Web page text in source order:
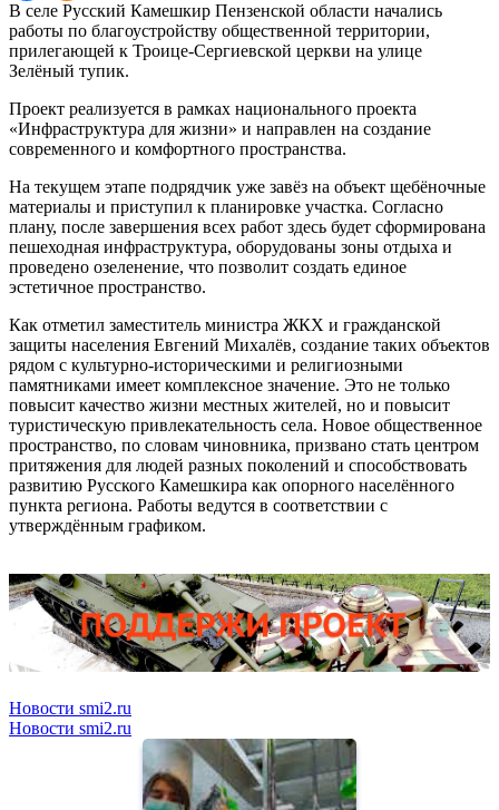
В селе Русский Камешкир Пензенской области начались
работы по благоустройству общественной территории,
прилегающей к Троице-Сергиевской церкви на улице
Зелёный тупик.
Проект реализуется в рамках национального проекта
«Инфраструктура для жизни» и направлен на создание
современного и комфортного пространства.
На текущем этапе подрядчик уже завёз на объект щебёночные
материалы и приступил к планировке участка. Согласно
плану, после завершения всех работ здесь будет сформирована
пешеходная инфраструктура, оборудованы зоны отдыха и
проведено озеленение, что позволит создать единое
эстетичное пространство.
Как отметил заместитель министра ЖКХ и гражданской
защиты населения Евгений Михалёв, создание таких объектов
рядом с культурно-историческими и религиозными
памятниками имеет комплексное значение. Это не только
повысит качество жизни местных жителей, но и повысит
туристическую привлекательность села. Новое общественное
пространство, по словам чиновника, призвано стать центром
притяжения для людей разных поколений и способствовать
развитию Русского Камешкира как опорного населённого
пункта региона. Работы ведутся в соответствии с
утверждённым графиком.
Новости smi2.ru
Новости smi2.ru